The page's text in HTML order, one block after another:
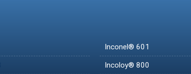
Inconel® 601
Incoloy® 800